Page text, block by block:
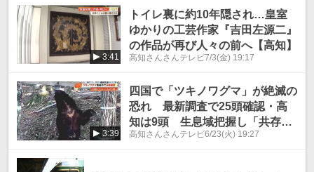
3:41
トイレ裏に約10年隠され…皇室
ゆかりの工芸作家『吉田左源二』
の作品が再び人々の前へ【高知】
高知さんさんテレビ7/3(金) 19:17
3:39
四国で「ツキノワグマ」が絶滅の
恐れ 最新調査で25頭確認・高
知は9頭 生息域把握し「共存」
目指す
高知さんさんテレビ6/23(火) 19:27